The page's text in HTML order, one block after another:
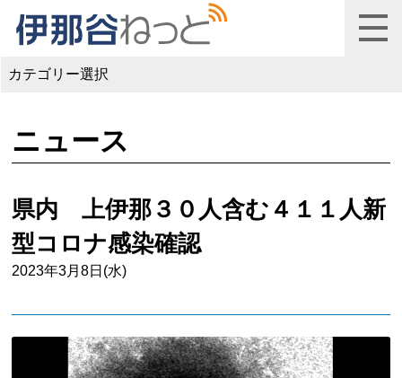
カテゴリー選択
ニュース
県内 上伊那３０人含む４１１人新
型コロナ感染確認
2023年3月8日(水)